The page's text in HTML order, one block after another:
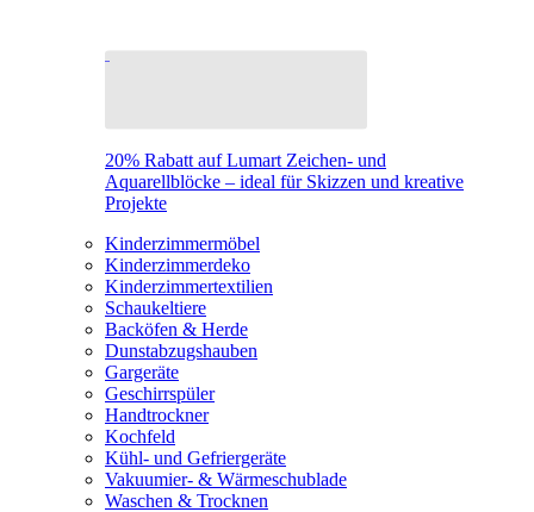
20% Rabatt auf Lumart Zeichen- und
Aquarellblöcke – ideal für Skizzen und kreative
Projekte
Kinderzimmermöbel
Kinderzimmerdeko
Kinderzimmertextilien
Schaukeltiere
Backöfen & Herde
Dunstabzugshauben
Gargeräte
Geschirrspüler
Handtrockner
Kochfeld
Kühl- und Gefriergeräte
Vakuumier- & Wärmeschublade
Waschen & Trocknen